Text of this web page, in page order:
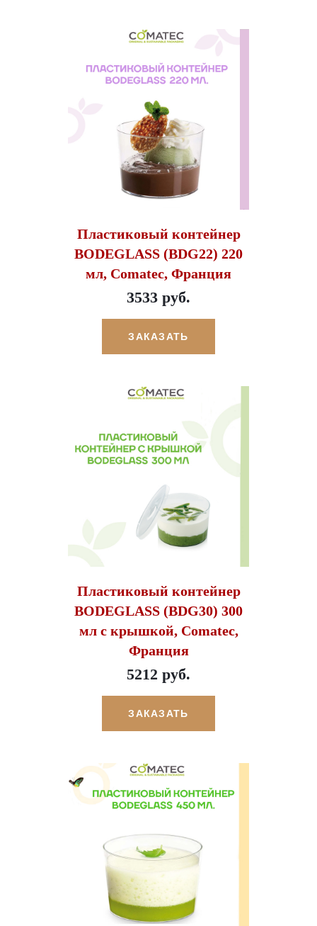
Пластиковый контейнер
BODEGLASS (BDG22) 220
мл, Comatec, Франция
3533 руб.
ЗАКАЗАТЬ
Пластиковый контейнер
BODEGLASS (BDG30) 300
мл с крышкой, Comatec,
Франция
5212 руб.
ЗАКАЗАТЬ